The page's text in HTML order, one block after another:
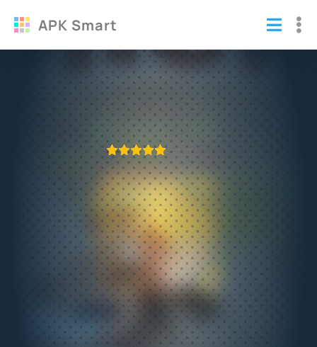
APK Smart
Tiny Thief полная версия (взломанный)
Логические
ПРИЛОЖЕНИЕ ПРОВЕРЕНО
468